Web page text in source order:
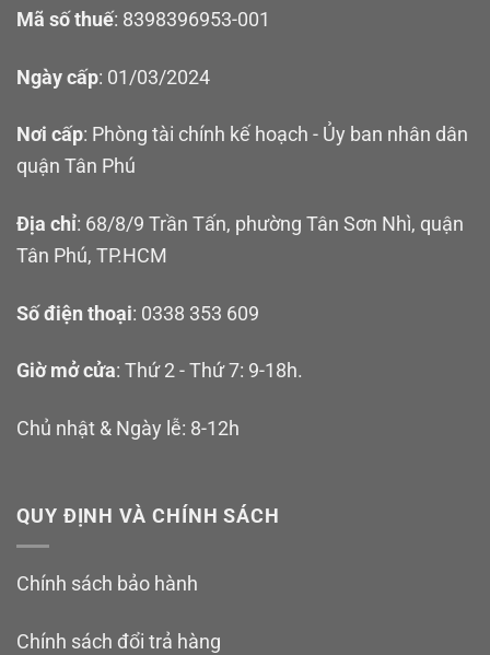
Mã số thuế: 8398396953-001
Ngày cấp: 01/03/2024
Nơi cấp: Phòng tài chính kế hoạch - Ủy ban nhân dân
quận Tân Phú
Địa chỉ: 68/8/9 Trần Tấn, phường Tân Sơn Nhì, quận
Tân Phú, TP.HCM
Số điện thoại: 0338 353 609
Giờ mở cửa: Thứ 2 - Thứ 7: 9-18h.
Chủ nhật & Ngày lễ: 8-12h
QUY ĐỊNH VÀ CHÍNH SÁCH
Chính sách bảo hành
Chính sách đổi trả hàng